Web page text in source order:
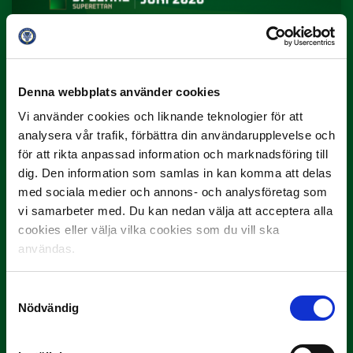
Denna webbplats använder cookies
Vi använder cookies och liknande teknologier för att
analysera vår trafik, förbättra din användarupplevelse och
för att rikta anpassad information och marknadsföring till
dig. Den information som samlas in kan komma att delas
med sociala medier och annons- och analysföretag som
vi samarbeter med. Du kan nedan välja att acceptera alla
cookies eller välja vilka cookies som du vill ska
användas.
Nödvändig
3 JULI
Rösta på Månadens Spelare i juni
Yttrar gör…
3 JULI